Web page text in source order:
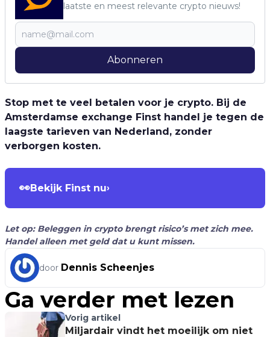
laatste en meest relevante crypto nieuws!
Abonneren
Stop met te veel betalen voor je crypto. Bij de
Amsterdamse exchange Finst handel je tegen de
laagste tarieven van Nederland, zonder
verborgen kosten.
👀Bekijk Finst nu›
Let op: Beleggen in crypto brengt risico’s met zich mee.
Handel alleen met geld dat u kunt missen.
door Dennis Scheenjes
Ga verder met lezen
Vorig artikel
Miljardair vindt het moeilijk om niet